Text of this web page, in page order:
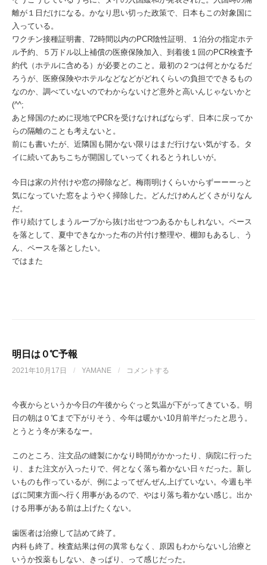
離が１日だけになる。かなり思い切った政策で、日本もこの対象国に
入っている。
ワクチン接種証明書、72時間以内のPCR陰性証明、１泊分の指定ホテ
ル予約、５万ドル以上補償の医療保険加入、到着後１回のPCR検査予
約代（ホテルに含める）が必要とのこと。最初の２つは何とかなるだ
ろうが、医療保険やホテルなどなどがどれくらいの負担でできるもの
なのか、調べていないのでわからないけど意外と高いんじゃないかと
(^^;
あと帰国のために現地でPCRを受けなければならず、日本に戻ってか
らの隔離のことも考えないと。
前にも書いたが、近隣国も開かない限りはまだ行けない気がする。タ
イに続いてあちこちが開国していってくれるとうれしいが。
今日は家の片付けや窓の掃除など。梅雨明けくらいからずーーーっと
気になっていた窓をようやく掃除した。どんだけめんどくさがりなん
だ。
作り続けてしまうループから抜け出せつつあるかもしれない。ペース
を落として、夏中できなかった布の片付け整理や、棚卸もあるし、う
ん、ペースを落としたい。
ではまた
明日は０℃予報
2021年10月17日 / YAMANE / コメントする
今夜からというか今日の午後からぐっと気温が下がってきている。明
日の朝は０℃まで下がりそう、今年は暖かい10月前半だったと思う。
とうとう冬が来るなー。
このところ、注文品の縫製にかなり時間がかかったり、病院に行った
り、また注文が入ったりで、何となく落ち着かない日々だった。新し
いものも作っているが、例によってぜんぜん上げていない。今週も半
ばに関東方面へ行く用事があるので、やはり落ち着かない感じ。出か
ける用事がある前は上げたくない。
歯医者は治療して詰めて終了。
内科も終了。検査結果は何の異常もなく、原因もわからないし治療と
いうか投薬もしない、きっぱり、って感じだった。